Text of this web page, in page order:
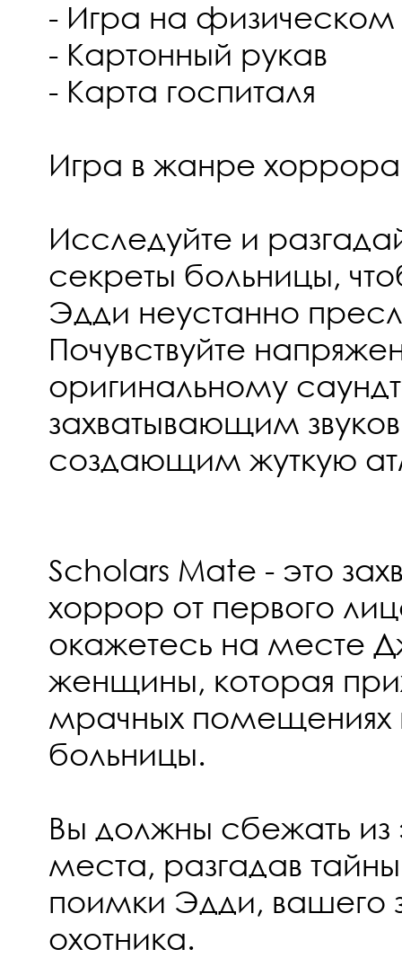
- Игра на физическом
- Картонный рукав
- Карта госпиталя
Игра в жанре
Исследуйте и
секреты больницы,
Эдди неустанно
Почувствуйте
оригинальному
захватывающим
создающим жуткую
Scholars Mate - это
хоррор от первого
окажетесь на месте
женщины, которая
мрачных помещениях
больницы.
Вы должны сбежать из
места, разгадав
поимки Эдди, вашего
охотника.